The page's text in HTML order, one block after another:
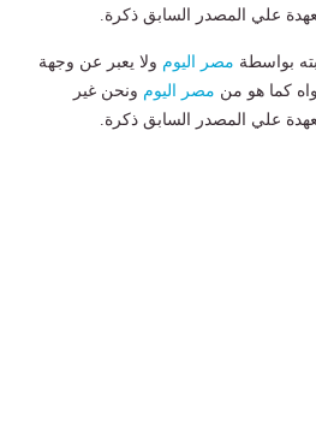
علي المصدر السابق ذكرة.
بواسطة مصر اليوم ولا يعبر عن وجهة
كما هو من مصر اليوم ونحن غير
علي المصدر السابق ذكرة.